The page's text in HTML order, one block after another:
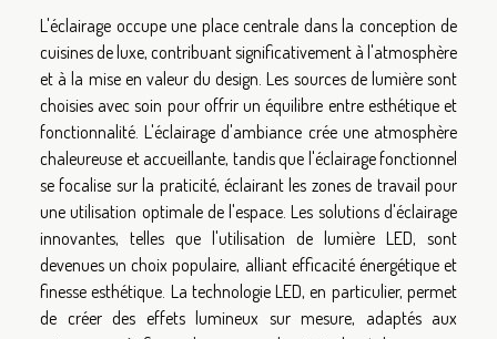
L'éclairage occupe une place centrale dans la conception de
cuisines de luxe, contribuant significativement à l'atmosphère
et à la mise en valeur du design. Les sources de lumière sont
choisies avec soin pour offrir un équilibre entre esthétique et
fonctionnalité. L'éclairage d'ambiance crée une atmosphère
chaleureuse et accueillante, tandis que l'éclairage fonctionnel
se focalise sur la praticité, éclairant les zones de travail pour
une utilisation optimale de l'espace. Les solutions d'éclairage
innovantes, telles que l'utilisation de lumière LED, sont
devenues un choix populaire, alliant efficacité énergétique et
finesse esthétique. La technologie LED, en particulier, permet
de créer des effets lumineux sur mesure, adaptés aux